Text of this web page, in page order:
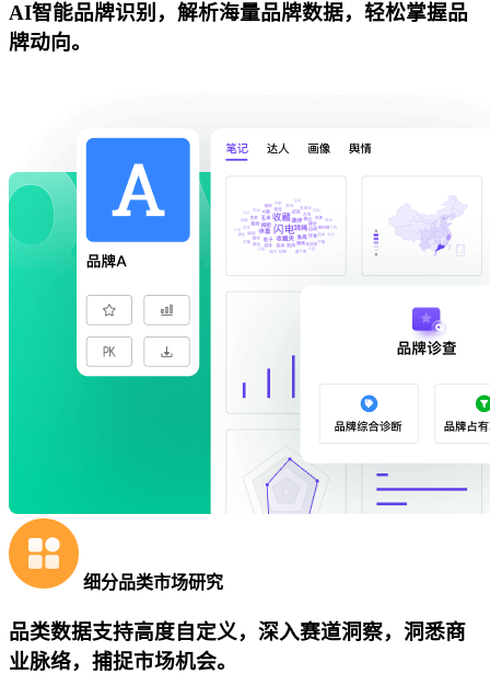
AI智能品牌识别，解析海量品牌数据，轻松掌握品
牌动向。
细分品类市场研究
品类数据支持高度自定义，深入赛道洞察，洞悉商
业脉络，捕捉市场机会。